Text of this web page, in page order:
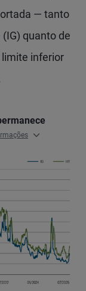
— tanto
quanto de
limite inferior